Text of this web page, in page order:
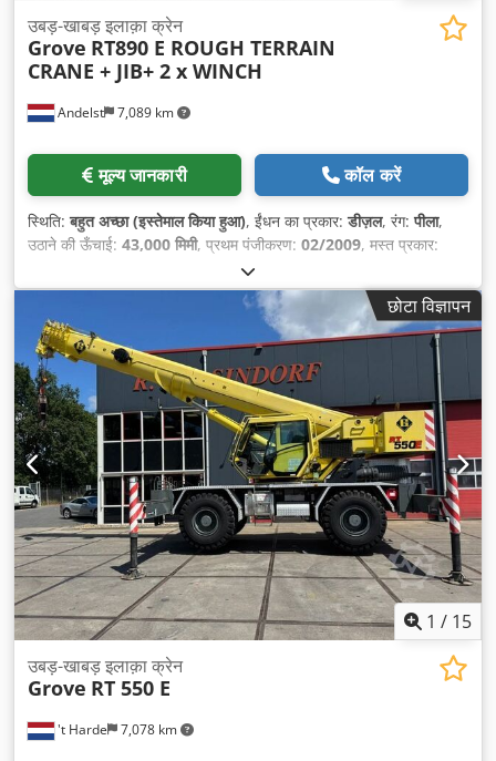
Andelst 7,089 km
उबड़-खाबड़ इलाक़ा क्रेन
Grove RT890 E ROUGH TERRAIN
CRANE + JIB+ 2 x WINCH
मूल्य जानकारी कॉल करें
स्थिति:बहुत अच्छा (इस्तेमाल किया हुआ), ईंधन का प्रकार:डीज़ल, रंग:पीला,
उठाने की ऊँचाई: 43,000 मिमी, प्रथम पंजीकरण: 02/2009, मस्त प्रकार:
छोटा विज्ञापन
1 / 15
't Harde 7,078 km
उबड़-खाबड़ इलाक़ा क्रेन
Grove RT 550 E